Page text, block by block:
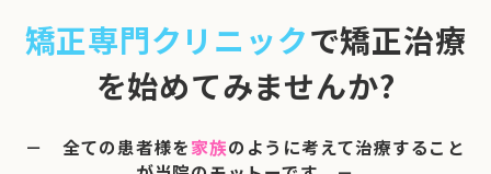
※日曜は不定期で診療してい
ます
矯正専門クリニックで矯正治療
を始めてみませんか?
－ 全ての患者様を家族のように考えて治療すること